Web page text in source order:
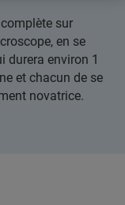
complète sur
en se
durera environ 1
et chacun de se
novatrice.